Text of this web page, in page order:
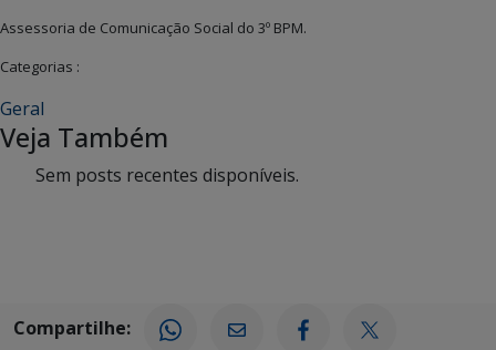
Assessoria de Comunicação Social do 3º BPM.
Categorias :
Geral
Veja Também
Sem posts recentes disponíveis.
Compartilhe: